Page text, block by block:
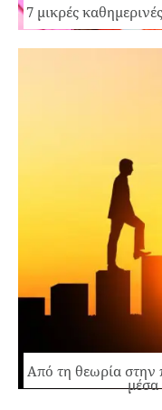
7 μικρές
Από τη θεωρία στην
μέσα